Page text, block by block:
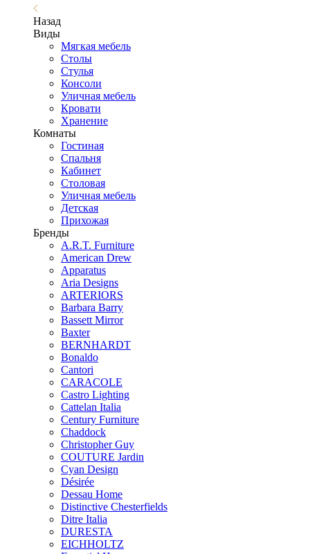
Назад
Виды
Мягкая мебель
Столы
Стулья
Консоли
Уличная мебель
Кровати
Хранение
Комнаты
Гостиная
Спальня
Кабинет
Столовая
Уличная мебель
Детская
Прихожая
Бренды
A.R.T. Furniture
American Drew
Apparatus
Aria Designs
ARTERIORS
Barbara Barry
Bassett Mirror
Baxter
BERNHARDT
Bonaldo
Cantori
CARACOLE
Castro Lighting
Cattelan Italia
Century Furniture
Chaddock
Christopher Guy
COUTURE Jardin
Cyan Design
Désirée
Dessau Home
Distinctive Chesterfields
Ditre Italia
DURESTA
EICHHOLTZ